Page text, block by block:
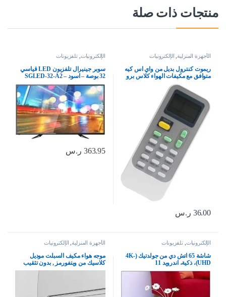
منتجات ذات صلة
الأجهزة المنزلية, الإلكترونيات
ريموت كنترول بديل من واي اس كيه
متوافق مع مكيفات الهواء كلاس برو
36.00 ر.س
الإلكترونيات ,تلفزيونات
سوبر جينيرال تلفزيون LED قياسي
32 بوصة – اسود – SGLED-32-A2
363.95 ر.س
الإلكترونيات ,تلفزيونات
شاشة 65 اتش دي من جولدتيك (4K-
UHD)، ذكية، اندرويد 11
الأجهزة المنزلية, الإلكترونيات
موجه هواء مكيف السبلت موديل
كلاسيك من ويتفورمز , بدون تثقيب
للجدار , حجم قابل للتعديل ليناسب